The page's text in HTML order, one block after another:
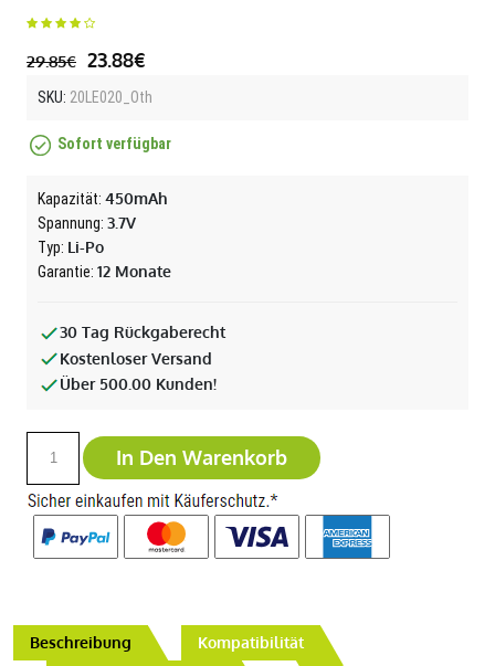
29.85€ 23.88€
SKU: 20LE020_Oth
Sofort verfügbar
Kapazität: 450mAh
Spannung: 3.7V
Typ: Li-Po
Garantie: 12 Monate
30 Tag Rückgaberecht
Kostenloser Versand
Über 500.00 Kunden!
In Den Warenkorb
Beschreibung
Kompatibilität